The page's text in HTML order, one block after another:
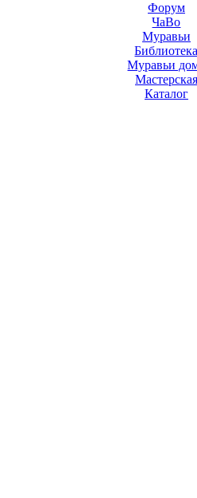
Форум
ЧаВо
Муравьи
Муравьи
Мастерская
Каталог